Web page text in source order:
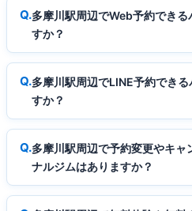
多摩川駅周辺でWeb予約できる
すか？
多摩川駅周辺でLINE予約でき
すか？
多摩川駅周辺で予約変更やキャ
ナルジムはありますか？